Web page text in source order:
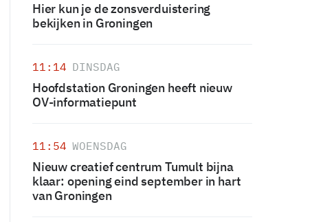
Hier kun je de zonsverduistering
bekijken in Groningen
11:14 DINSDAG
Hoofdstation Groningen heeft nieuw
OV-informatiepunt
11:54 WOENSDAG
Nieuw creatief centrum Tumult bijna
klaar: opening eind september in hart
van Groningen